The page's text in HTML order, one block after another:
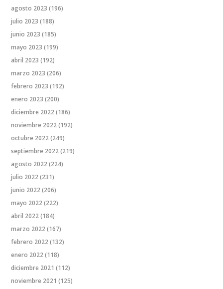
agosto 2023 (196)
julio 2023 (188)
junio 2023 (185)
mayo 2023 (199)
abril 2023 (192)
marzo 2023 (206)
febrero 2023 (192)
enero 2023 (200)
diciembre 2022(186)
noviembre 2022(192)
octubre 2022(249)
septiembre 2022(219)
agosto 2022(224)
julio 2022(231)
junio 2022(206)
mayo 2022(222)
abril 2022(184)
marzo 2022(167)
febrero 2022(132)
enero 2022(118)
diciembre 2021 (112)
noviembre 2021 (125)